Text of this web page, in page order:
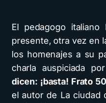
El pedagogo italiano
presente, otra vez en
los homenajes a su
charla auspiciada
dicen: ¡basta! Frato
el autor de La ciudad